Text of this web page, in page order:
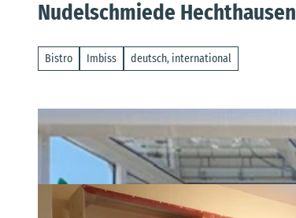
Nudelschmiede Hechthausen
Bistro Imbiss deutsch, international